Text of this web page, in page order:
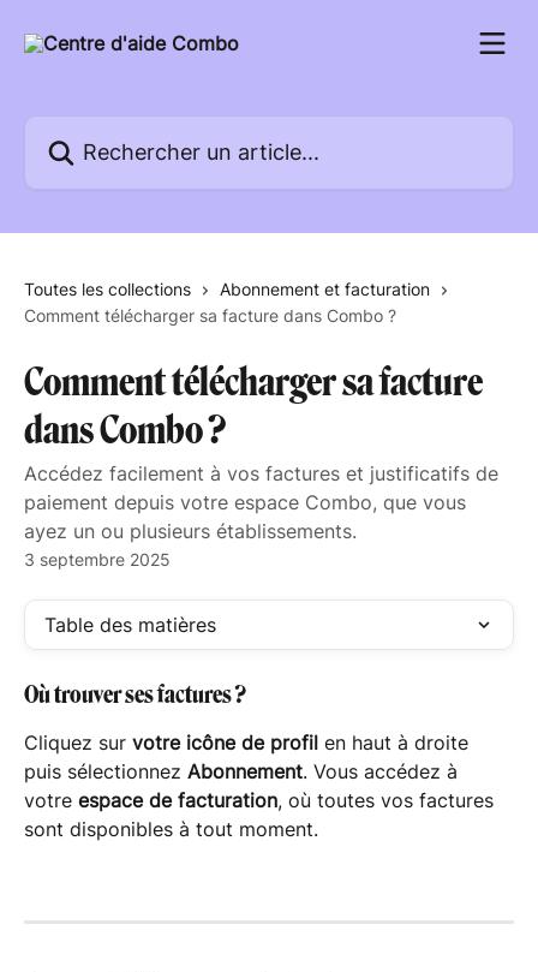
Toutes les collections
Abonnement et facturation
Comment télécharger sa facture dans Combo ?
Comment télécharger sa facture
dans Combo ?
Accédez facilement à vos factures et justificatifs de
paiement depuis votre espace Combo, que vous
ayez un ou plusieurs établissements.
3 septembre 2025
Table des matières
Où trouver ses factures ?
Cliquez sur votre icône de profil en haut à droite
puis sélectionnez Abonnement. Vous accédez à
votre espace de facturation, où toutes vos factures
sont disponibles à tout moment.